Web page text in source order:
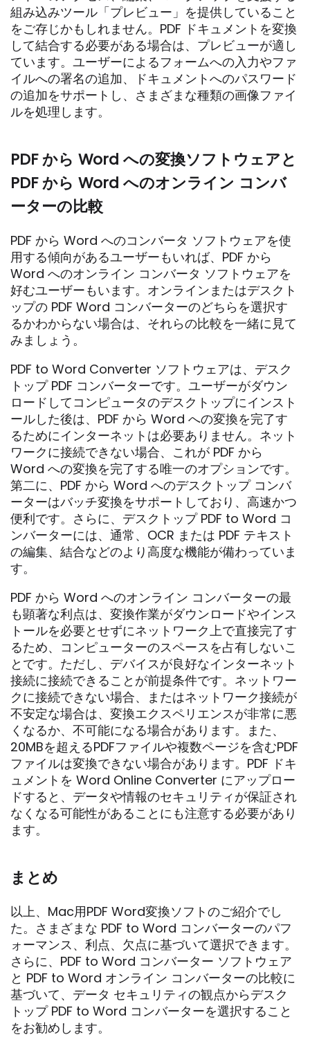
組み込みツール「プレビュー」を提供していること
をご存じかもしれません。PDF ドキュメントを変換
して結合する必要がある場合は、プレビューが適し
ています。ユーザーによるフォームへの入力やファ
イルへの署名の追加、ドキュメントへのパスワード
の追加をサポートし、さまざまな種類の画像ファイ
ルを処理します。
PDF から Word への変換ソフトウェアと
PDF から Word へのオンライン コンバ
ーターの比較
PDF から Word へのコンバータ ソフトウェアを使
用する傾向があるユーザーもいれば、PDF から
Word へのオンライン コンバータ ソフトウェアを
好むユーザーもいます。オンラインまたはデスクト
ップの PDF Word コンバーターのどちらを選択す
るかわからない場合は、それらの比較を一緒に見て
みましょう。
PDF to Word Converter ソフトウェアは、デスク
トップ PDF コンバーターです。ユーザーがダウン
ロードしてコンピュータのデスクトップにインスト
ールした後は、PDF から Word への変換を完了す
るためにインターネットは必要ありません。ネット
ワークに接続できない場合、これが PDF から
Word への変換を完了する唯一のオプションです。
第二に、PDF から Word へのデスクトップ コンバ
ーターはバッチ変換をサポートしており、高速かつ
便利です。さらに、デスクトップ PDF to Word コ
ンバーターには、通常、OCR または PDF テキスト
の編集、結合などのより高度な機能が備わっていま
す。
PDF から Word へのオンライン コンバーターの最
も顕著な利点は、変換作業がダウンロードやインス
トールを必要とせずにネットワーク上で直接完了す
るため、コンピューターのスペースを占有しないこ
とです。ただし、デバイスが良好なインターネット
接続に接続できることが前提条件です。ネットワー
クに接続できない場合、またはネットワーク接続が
不安定な場合は、変換エクスペリエンスが非常に悪
くなるか、不可能になる場合があります。また、
20MBを超えるPDFファイルや複数ページを含むPDF
ファイルは変換できない場合があります。PDF ドキ
ュメントを Word Online Converter にアップロー
ドすると、データや情報のセキュリティが保証され
なくなる可能性があることにも注意する必要があり
ます。
まとめ
以上、Mac用PDF Word変換ソフトのご紹介でし
た。さまざまな PDF to Word コンバーターのパフ
ォーマンス、利点、欠点に基づいて選択できます。
さらに、PDF to Word コンバーター ソフトウェア
と PDF to Word オンライン コンバーターの比較に
基づいて、データ セキュリティの観点からデスク
トップ PDF to Word コンバーターを選択すること
をお勧めします。